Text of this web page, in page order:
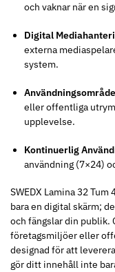
och vaknar när en
Digital
externa
system.
eller offentliga
upplevelse.
Kontinuerlig
användning (7×24)
SWEDX Lamina 32
bara en digital skärm;
och fängslar din publik.
företagsmiljöer eller
designad för att
gör ditt innehåll inte